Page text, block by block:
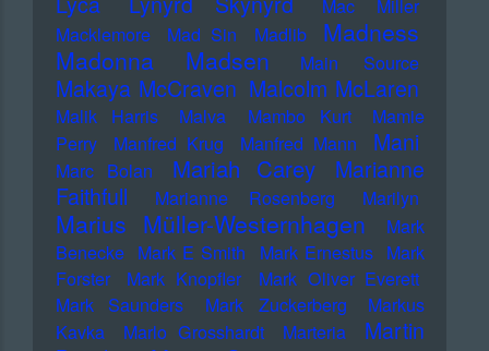
Mac Miller
Macklemore
Mad Sin Madlib
Madness
Madonna
Madsen Main Source
Makaya McCraven Malcolm McLaren
Malik Harris Malva Mambo Kurt
Mamie
Perry
Manfred Krug Manfred Mann Mani
Marc Bolan Mariah Carey
Marianne
Faithfull
Marianne Rosenberg Marilyn
Marius Müller-Westernhagen
Mark
Benecke Mark E Smith Mark Ernestus Mark
Forster
Mark Knopfler
Mark Oliver Everett
Mark Saunders
Mark Zuckerberg
Markus
Kavka
Marlo Grosshardt Marteria
Martin